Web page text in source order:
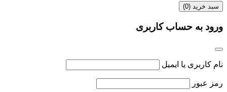
سبد خرید (0
)
ورود به حساب کاربری
نام کاربری یا ایمیل
رمز عبور